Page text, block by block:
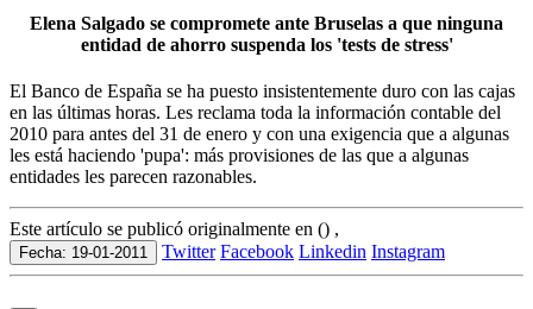
Elena Salgado se compromete ante Bruselas a que ninguna
entidad de ahorro suspenda los 'tests de stress'
El Banco de España se ha puesto insistentemente duro con las cajas
en las últimas horas. Les reclama toda la información contable del
2010 para antes del 31 de enero y con una exigencia que a algunas
les está haciendo 'pupa': más provisiones de las que a algunas
entidades les parecen razonables.
Este artículo se publicó originalmente en () ,
Fecha: 19-01-2011 Twitter Facebook Linkedin Instagram